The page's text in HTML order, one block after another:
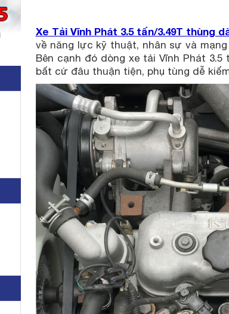
Xe Tải Vĩnh Phát 3.5 tấn/3.49T thùng
về năng lực kỹ thuật, nhân sự và
Bên cạnh đó dòng xe tải Vĩnh Phát
bất cứ đâu thuận tiện, phụ tùng dễ